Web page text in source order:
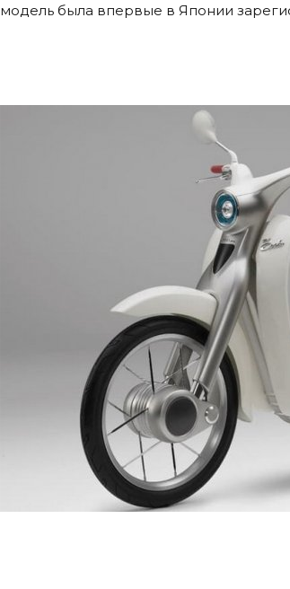
модель была впервые в Японии